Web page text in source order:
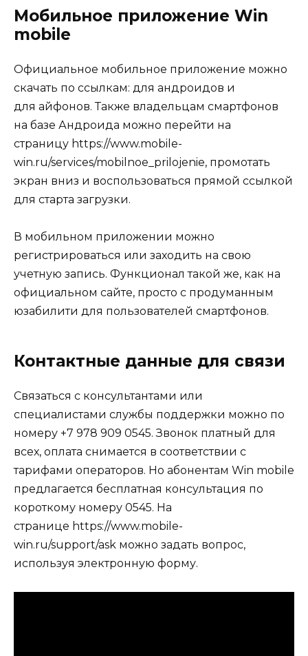
Мобильное приложение Win
mobile
Официальное мобильное приложение можно
скачать по ссылкам: для андроидов и
для айфонов. Также владельцам смартфонов
на базе Андроида можно перейти на
страницу https://www.mobile-
win.ru/services/mobilnoe_prilojenie, промотать
экран вниз и воспользоваться прямой ссылкой
для старта загрузки.
В мобильном приложении можно
регистрироваться или заходить на свою
учетную запись. Функционал такой же, как на
официальном сайте, просто с продуманным
юзабилити для пользователей смартфонов.
Контактные данные для связи
Связаться с консультантами или
специалистами службы поддержки можно по
номеру +7 978 909 0545. Звонок платный для
всех, оплата снимается в соответствии с
тарифами операторов. Но абонентам Win mobile
предлагается бесплатная консультация по
короткому номеру 0545. На
странице https://www.mobile-
win.ru/support/ask можно задать вопрос,
используя электронную форму.